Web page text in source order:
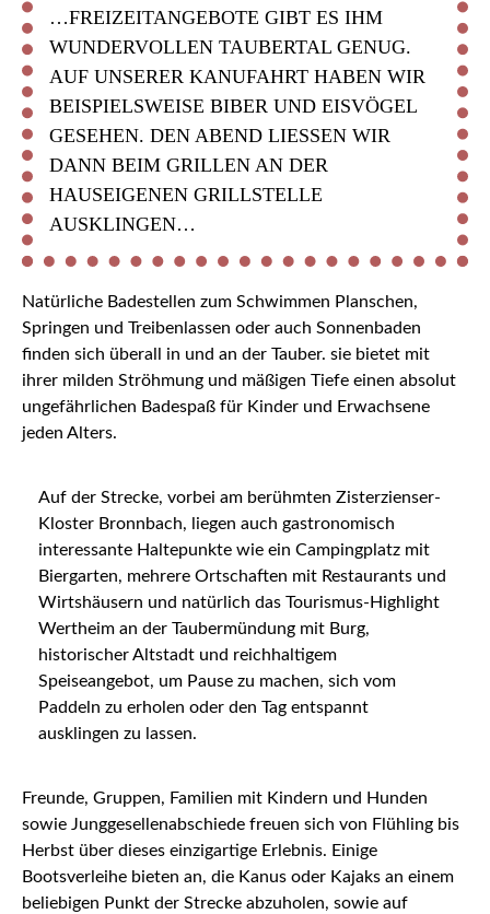
…FREIZEITANGEBOTE GIBT ES IHM
WUNDERVOLLEN TAUBERTAL GENUG.
AUF UNSERER KANUFAHRT HABEN WIR
BEISPIELSWEISE BIBER UND EISVÖGEL
GESEHEN. DEN ABEND LIESSEN WIR D
ANN BEIM GRILLEN AN DER H
AUSEIGENEN GRILLSTELLE A
USKLINGEN…
Natürliche Badestellen zum Schwimmen Planschen,
Springen und Treibenlassen oder auch Sonnenbaden
finden sich überall in und an der Tauber. sie bietet mit
ihrer milden Ströhmung und mäßigen Tiefe einen absolut
ungefährlichen Badespaß für Kinder und Erwachsene
jeden Alters.
Auf der Strecke, vorbei am berühmten Zisterzienser-
Kloster Bronnbach, liegen auch gastronomisch
interessante Haltepunkte wie ein Campingplatz mit
Biergarten, mehrere Ortschaften mit Restaurants und
Wirtshäusern und natürlich das Tourismus-Highlight
Wertheim an der Taubermündung mit Burg,
historischer Altstadt und reichhaltigem
Speiseangebot, um Pause zu machen, sich vom
Paddeln zu erholen oder den Tag entspannt
ausklingen zu lassen.
Freunde, Gruppen, Familien mit Kindern und Hunden
sowie Junggesellenabschiede freuen sich von Flühling bis
Herbst über dieses einzigartige Erlebnis. Einige
Bootsverleihe bieten an, die Kanus oder Kajaks an einem
beliebigen Punkt der Strecke abzuholen, sowie auf